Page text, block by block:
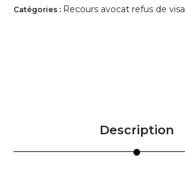
Catégories : Recours avocat refus de visa
Description